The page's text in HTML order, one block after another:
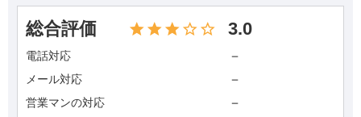
総合評価 3.0
電話対応 －
メール対応 －
営業マンの対応 －